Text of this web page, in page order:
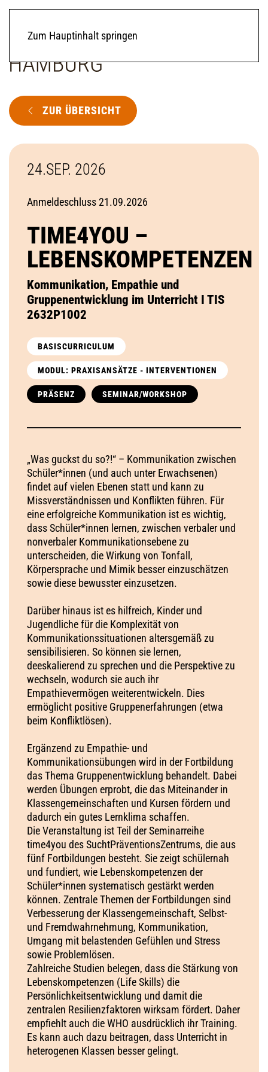
Zum Hauptinhalt springen
ZUR ÜBERSICHT
24.SEP. 2026
Anmeldeschluss 21.09.2026
TIME4YOU –
LEBENSKOMPETENZEN
Kommunikation, Empathie und
Gruppenentwicklung im Unterricht I TIS
2632P1002
BASISCURRICULUM
MODUL: PRAXISANSÄTZE - INTERVENTIONEN
PRÄSENZ SEMINAR/WORKSHOP
„Was guckst du so?!“ – Kommunikation zwischen
Schüler*innen (und auch unter Erwachsenen)
findet auf vielen Ebenen statt und kann zu
Missverständnissen und Konflikten führen. Für
eine erfolgreiche Kommunikation ist es wichtig,
dass Schüler*innen lernen, zwischen verbaler und
nonverbaler Kommunikationsebene zu
unterscheiden, die Wirkung von Tonfall,
Körpersprache und Mimik besser einzuschätzen
sowie diese bewusster einzusetzen.
Darüber hinaus ist es hilfreich, Kinder und
Jugendliche für die Komplexität von
Kommunikationssituationen altersgemäß zu
sensibilisieren. So können sie lernen,
deeskalierend zu sprechen und die Perspektive zu
wechseln, wodurch sie auch ihr
Empathievermögen weiterentwickeln. Dies
ermöglicht positive Gruppenerfahrungen (etwa
beim Konfliktlösen).
Ergänzend zu Empathie- und
Kommunikationsübungen wird in der Fortbildung
das Thema Gruppenentwicklung behandelt. Dabei
werden Übungen erprobt, die das Miteinander in
Klassengemeinschaften und Kursen fördern und
dadurch ein gutes Lernklima schaffen.
Die Veranstaltung ist Teil der Seminarreihe
time4you des SuchtPräventionsZentrums, die aus
fünf Fortbildungen besteht. Sie zeigt schülernah
und fundiert, wie Lebenskompetenzen der
Schüler*innen systematisch gestärkt werden
können. Zentrale Themen der Fortbildungen sind
Verbesserung der Klassengemeinschaft, Selbst-
und Fremdwahrnehmung, Kommunikation,
Umgang mit belastenden Gefühlen und Stress
sowie Problemlösen.
Zahlreiche Studien belegen, dass die Stärkung von
Lebenskompetenzen (Life Skills) die
Persönlichkeitsentwicklung​ und damit die
zentralen Resilienzfaktoren wirksam fördert. Daher
empfiehlt auch die WHO ausdrücklich ihr Training.
Es kann auch dazu beitragen, dass Unterricht in
heterogenen Klassen besser gelingt.